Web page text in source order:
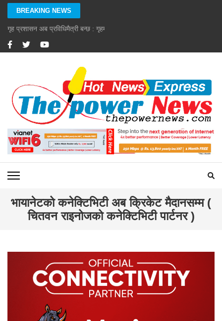
Skip
content
(Press
Enter)
BREAKING NEWS
गृह प्रशासन अब प्रविधिमैत्री बन्छ : गृहमन्त्री गुरुङ
भायानेटको कनेक्टिभिटी अब क्रिकेट मैदानसम्म (
चितवन राइनोजको कनेक्टिभिटी पार्टनर )